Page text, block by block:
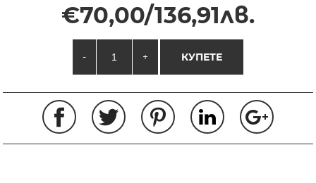
€70,00/136,91лв.
- + КУПЕТЕ